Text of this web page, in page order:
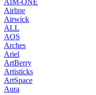
AIM-ONE
Airline
Airwick
ALL
AOS
Arches
Ariel
ArtBerry
Artisticks
ArtSpace
Aura